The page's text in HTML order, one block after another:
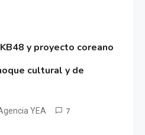
y proyecto coreano
cultural y de
YEA 7